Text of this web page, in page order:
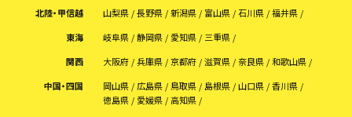
北陸・甲信越
山梨県 長野県 新潟県 富山県 石川県
福井県
東海
岐阜県 静岡県 愛知県
三重県
関西
大阪府 兵庫県 京都府 滋賀県 奈良県
和歌山県
中国・四国
岡山県 広島県 鳥取県 島根県 山口県
香川県
徳島県
愛媛県
高知県